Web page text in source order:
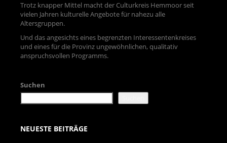
Trotz knapper Mittel macht der Culturkreis Hemmoor seit
vielen Jahren kulturelle Angebote für nahezu alle
Altersgruppen.
Und das angesichts eines begrenzten Interessentenkreises
und eines für die Provinz ungewöhnlichen, qualitativ
anspruchsvollen Programms.
Suchen
NEUESTE BEITRÄGE